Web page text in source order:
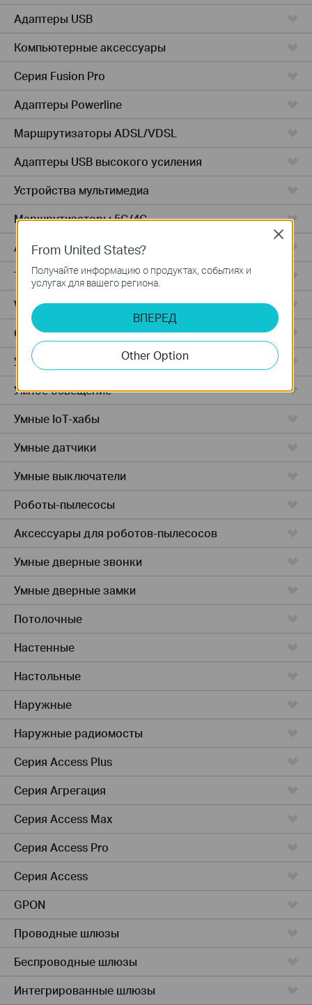
Адаптеры USB
Компьютерные аксессуары
Серия Fusion Pro
Адаптеры Powerline
Маршрутизаторы ADSL/VDSL
Адаптеры USB высокого усиления
Устройства мультимедиа
Маршрутизаторы 5G/4G
Адаптеры PCIe
Точки доступа
Wireless USB Adapters
Облачные камеры
Умные розетки
Умное освещение
Умные IoT-хабы
Умные датчики
Умные выключатели
Роботы-пылесосы
Аксессуары для роботов-пылесосов
Умные дверные звонки
Умные дверные замки
Потолочные
Настенные
Настольные
Наружные
Наружные радиомосты
Серия Access Plus
Серия Агрегация
Серия Access Max
Серия Access Pro
Серия Access
GPON
Проводные шлюзы
Беспроводные шлюзы
Интегрированные шлюзы
From United States?
Получайте информацию о продуктах, событиях и
услугах для вашего региона.
ВПЕРЕД
Other Option
Close